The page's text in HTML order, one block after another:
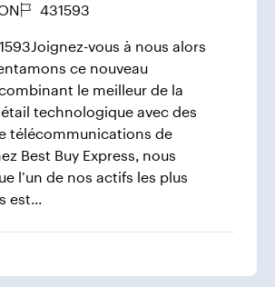
431593
vous à nous alors
ce nouveau
le meilleur de la
technologique avec des
télécommunications de
Best Buy Express, nous
l’un de nos actifs les plus
est...